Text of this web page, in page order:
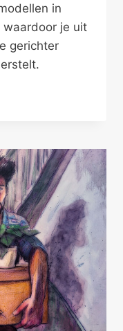
in
je uit
gerichter